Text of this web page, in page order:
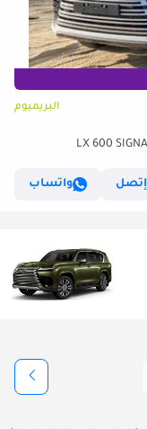
البريميوم
إتصل
واتساب